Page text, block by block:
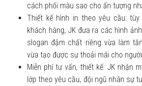
cách phối màu sao cho ấn tượng
Thiết kế hình in theo yêu cầu:
khách hàng, JK đưa ra các hình
slogan đậm chất riêng vừa làm
vừa tạo được sự thoải mái cho
Miễn phí tư vấn, thiết kế: JK nhận
lớp theo yêu cầu, đội ngũ nhân sự